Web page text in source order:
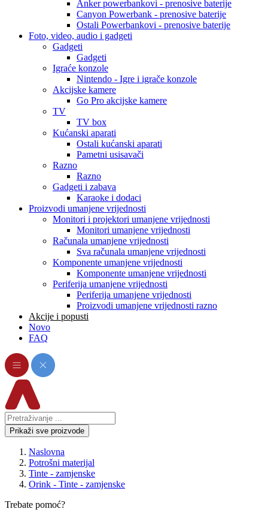
Anker powerbankovi - prenosive baterije
Canyon Powerbank - prenosive baterije
Ostali Powerbankovi - prenosive baterije
Foto, video, audio i gadgeti
Gadgeti
Gadgeti
Igraće konzole
Nintendo - Igre i igrače konzole
Akcijske kamere
Go Pro akcijske kamere
TV
TV box
Kućanski aparati
Ostali kućanski aparati
Pametni usisavači
Razno
Razno
Gadgeti i zabava
Karaoke i dodaci
Proizvodi umanjene vrijednosti
Monitori i projektori umanjene vrijednosti
Monitori umanjene vrijednosti
Računala umanjene vrijednosti
Sva računala umanjene vrijednosti
Komponente umanjene vrijednosti
Komponente umanjene vrijednosti
Periferija umanjene vrijednosti
Periferija umanjene vrijednosti
Proizvodi umanjene vrijednosti razno
Akcije i popusti
Novo
FAQ
Prikaži sve proizvode
Naslovna
Potrošni materijal
Tinte - zamjenske
Orink - Tinte - zamjenske
Trebate pomoć?